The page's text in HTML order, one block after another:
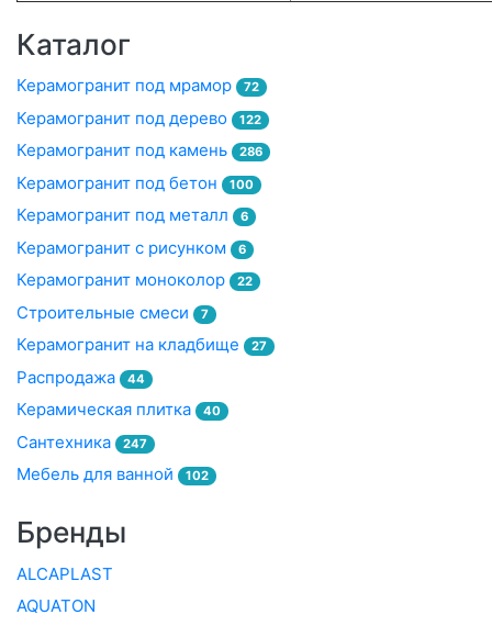
Каталог
Керамогранит под мрамор 72
Керамогранит под дерево 122
Керамогранит под камень 286
Керамогранит под бетон 100
Керамогранит под металл 6
Керамогранит с рисунком 6
Керамогранит моноколор 22
Строительные смеси 7
Керамогранит на кладбище 27
Распродажа 44
Керамическая плитка 40
Сантехника 247
Мебель для ванной 102
Бренды
ALCAPLAST
AQUATON